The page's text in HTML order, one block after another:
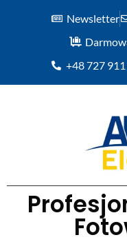
Newsletter
+48 727